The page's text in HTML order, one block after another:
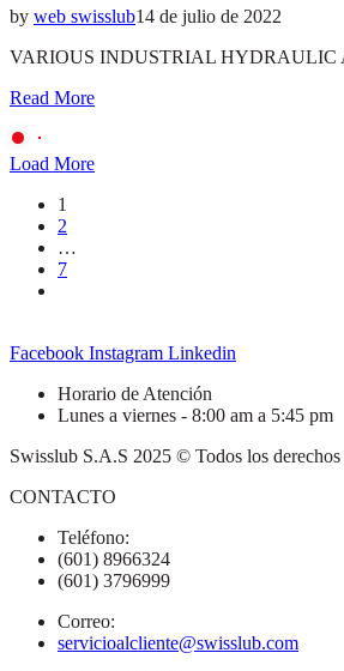
by web swisslub14 de julio de 2022
VARIOUS INDUSTRIAL HYDRAULIC
Read More
Load More
1
2
…
7
Facebook Instagram Linkedin
Horario de Atención
Lunes a viernes - 8:00 am a 5:45 pm
Swisslub S.A.S 2025 © Todos los derechos
CONTACTO
Teléfono:
(601) 8966324
(601) 3796999
Correo:
servicioalcliente@swisslub.com